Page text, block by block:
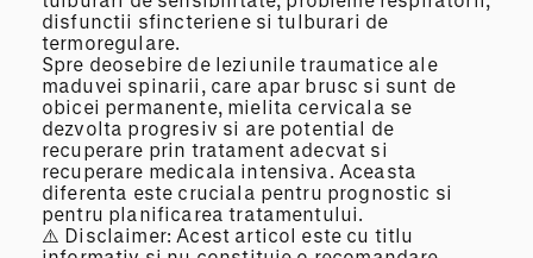
disfunctii sfincteriene si tulburari de
termoregulare.
Spre deosebire de leziunile traumatice ale
maduvei spinarii, care apar brusc si sunt de
obicei permanente, mielita cervicala se
dezvolta progresiv si are potential de
recuperare prin tratament adecvat si
recuperare medicala intensiva. Aceasta
diferenta este cruciala pentru prognostic si
pentru planificarea tratamentului.
⚠️ Disclaimer: Acest articol este cu titlu